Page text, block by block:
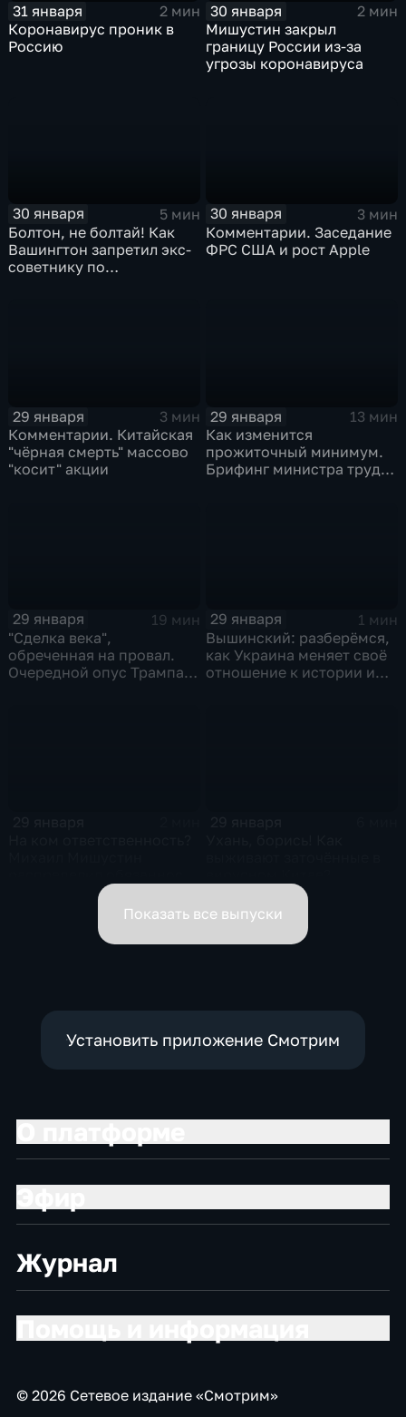
31 января
2 мин
Коронавирус проник в
Россию
30 января
2 мин
Мишустин закрыл
границу России из-за
угрозы коронавируса
30 января
5 мин
Болтон, не болтай! Как
Вашингтон запретил экс-
советнику по
30 января
3 мин
Комментарии. Заседание
ФРС США и рост Apple
29 января
3 мин
Комментарии. Китайская
"чёрная смерть" массово
"косит" акции
29 января
13 мин
Как изменится
прожиточный минимум.
Брифинг министра труда
29 января
19 мин
"Сделка века",
обреченная на провал.
Очередной опус Трампа.
29 января
1 мин
Вышинский: разберёмся,
как Украина меняет своё
отношение к истории и
вице-премьеров
Показать все выпуски
Установить приложение Смотрим
Журнал
© 2026 Сетевое издание «Смотрим»